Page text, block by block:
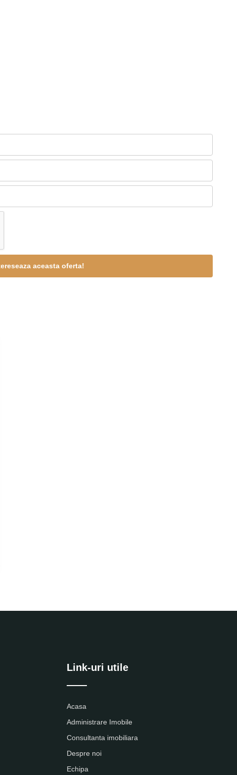
Link-uri utile
Acasa
Administrare Imobile
Consultanta imobiliara
Despre noi
Echipa